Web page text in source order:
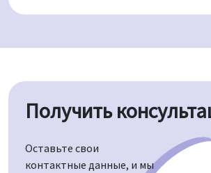
Получить
Оставьте свои
контактные данные, и мы